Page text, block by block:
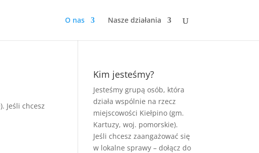
O nas Nasze działania
Jeśli chcesz
Kim jesteśmy?
Jesteśmy grupą osób, która
działa wspólnie na rzecz
miejscowości Kiełpino (gm.
Kartuzy, woj. pomorskie).
Jeśli chcesz zaangażować się
w lokalne sprawy –dołącz do